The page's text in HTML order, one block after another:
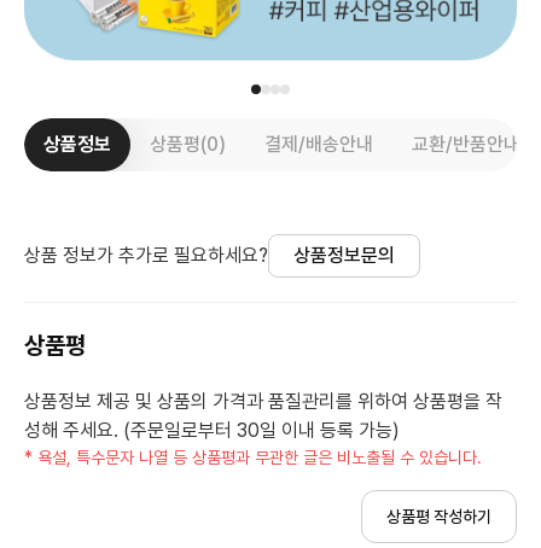
상품정보 상품평(0) 결제/배송안내 교환/반품안내
상품 정보가 추가로 필요하세요? 상품정보문의
상품평
상품정보 제공 및 상품의 가격과 품질관리를 위하여 상품평을 작
성해 주세요. (주문일로부터 30일 이내 등록 가능)
* 욕설, 특수문자 나열 등 상품평과 무관한 글은 비노출될 수 있습니다.
상품평 작성하기